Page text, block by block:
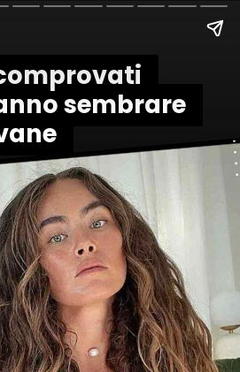
sembrare
sembrare